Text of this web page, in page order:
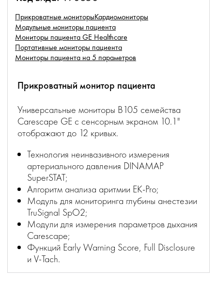
Прикроватные мониторыКардиомониторы
Модульные мониторы пациента
Мониторы пациента GE Healthcare
Портативные мониторы пациента
Мониторы пациента на 5 параметров
Прикроватный монитор пациента
Универсальные мониторы B105 семейства
Carescape GE с сенсорным экраном 10.1"
отображают до 12 кривых.
Технология неинвазивного измерения
артериального давления DINAMAP
SuperSTAT;
Алгоритм анализа аритмии EK-Pro;
Модуль для мониторинга глубины анестезии
TruSignal SpO2;
Модули для измерения параметров дыхания
Carescape;
Функций Early Warning Score, Full Disclosure
и V-Tach.